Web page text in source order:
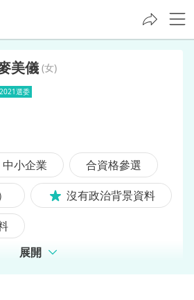
美儀 (女)
2021選委
中小企業
合資格參選
沒有政治背景資料
展開